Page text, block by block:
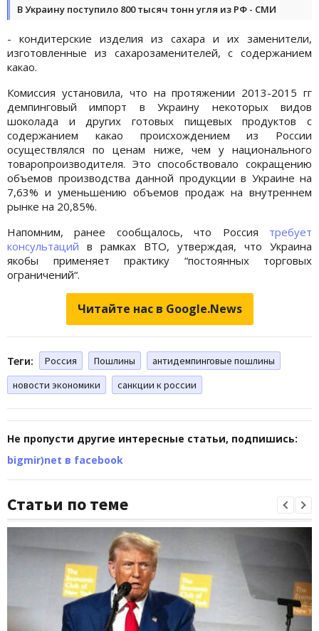
В Украину поступило 800 тысяч тонн угля из РФ - СМИ
- кондитерские изделия из сахара и их заменители,
изготовленные из сахарозаменителей, с содержанием
какао.
Комиссия установила, что на протяжении 2013-2015 гг
демпинговый импорт в Украину некоторых видов
шоколада и других готовых пищевых продуктов с
содержанием какао происхождением из России
осуществлялся по ценам ниже, чем у национального
товаропроизводителя. Это способствовало сокращению
объемов производства данной продукции в Украине на
7,63% и уменьшению объемов продаж на внутреннем
рынке на 20,85%.
Напомним, ранее сообщалось, что Россия требует
консультаций в рамках ВТО, утверждая, что Украина
якобы применяет практику “постоянных торговых
ограничений“.
Читайте нас в Google.News
Теги: Россия Пошлины
антидемпинговые пошлины
новости экономики
санкции к россии
Не пропусти другие интересные статьи, подпишись:
bigmir)net в facebook
Статьи по теме